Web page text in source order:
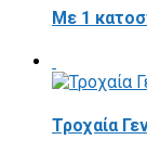
Με 1
Τροχαία